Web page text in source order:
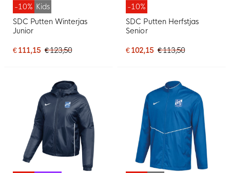
-10% Kids
SDC Putten Winterjas
Junior
€ 111,15 € 123,50
-10%
SDC Putten Herfstjas
Senior
€ 102,15 € 113,50